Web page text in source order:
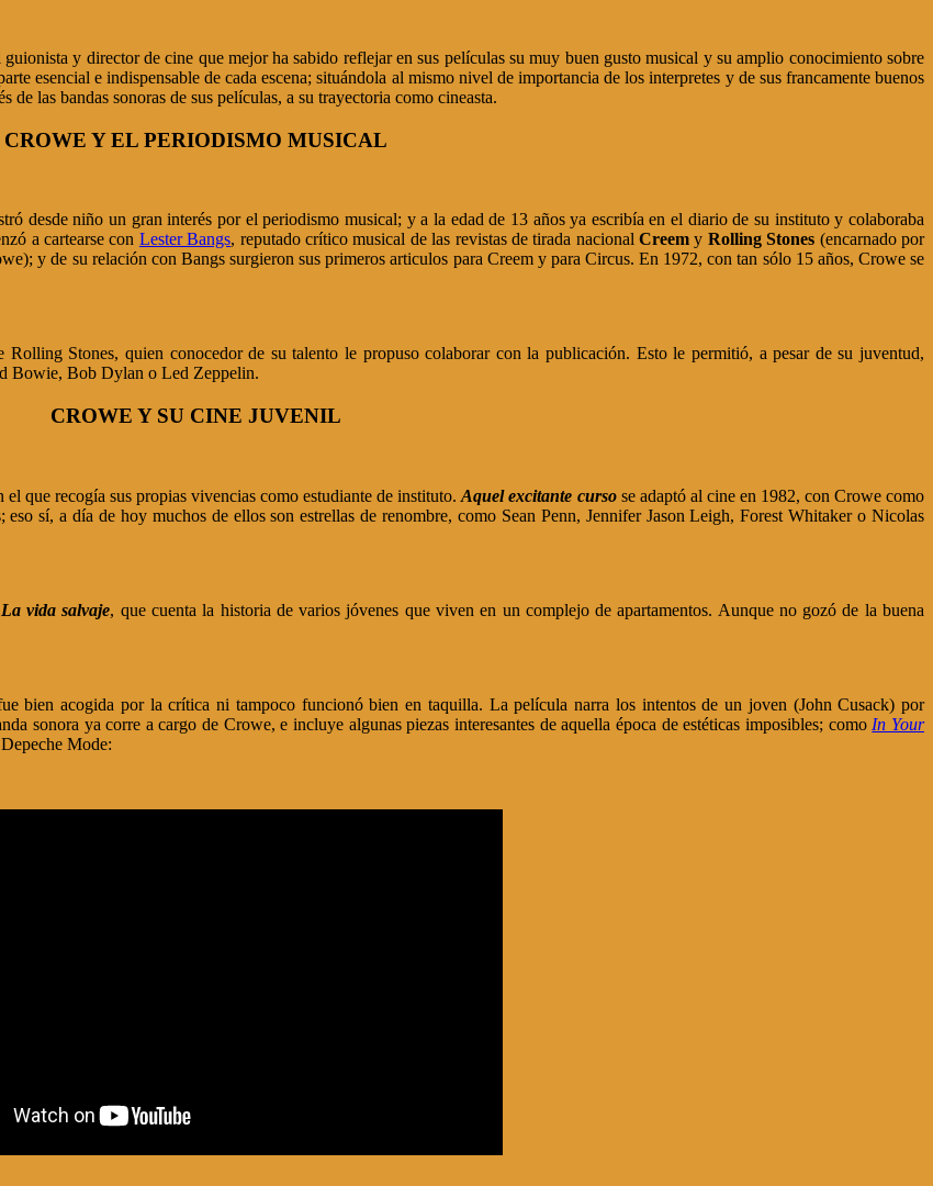
y director de cine que mejor ha sabido reflejar en sus películas su muy buen gusto musical y su amplio conocimiento sobre
esencial e indispensable de cada escena; situándola al mismo nivel de importancia de los interpretes y de sus francamente buenos
de las bandas sonoras de sus películas, a su trayectoria como cineasta.
CROWE Y EL PERIODISMO MUSICAL
desde niño un gran interés por el periodismo musical; y a la edad de 13 años ya escribía en el diario de su instituto y colaboraba
a cartearse con Lester Bangs, reputado crítico musical de las revistas de tirada nacionalCreem y Rolling Stones (encarnado por
y de su relación con Bangs surgieron sus primeros articulos para Creem y para Circus. En 1972, con tan sólo 15 años, Crowe se
Stones, quien conocedor de su talento le propuso colaborar con la publicación. Esto le permitió, a pesar de su juventud,
Bowie, Bob Dylan o Led Zeppelin.
CROWE Y SU CINE JUVENIL
que recogía sus propias vivencias como estudiante de instituto.Aquel excitante cursose adaptó al cine en 1982, con Crowe como
sí, a día de hoy muchos de ellos son estrellas de renombre, como Sean Penn, Jennifer Jason Leigh, Forest Whitaker o Nicolas
La vida salvaje, que cuenta la historia de varios jóvenes que viven en un complejo de apartamentos. Aunque no gozó de la buena
bien acogida por la crítica ni tampoco funcionó bien en taquilla. La película narra los intentos de un joven (John Cusack) por
sonora ya corre a cargo de Crowe, e incluye algunas piezas interesantes de aquella época de estéticas imposibles; como In Your
Mode: